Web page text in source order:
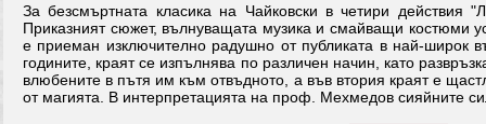
За безсмъртната класика на Чайковски в четири
Приказният сюжет, вълнуващата музика и смайващи костюми
е приеман изключително радушно от публиката в най-широк
годините, краят се изпълнява по различен начин, като
влюбените в пътя им към отвъдното, а във втория краят е
от магията. В интерпретацията на проф. Мехмедов сияйните